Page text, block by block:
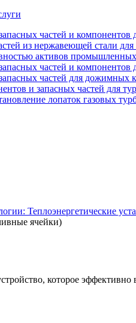
частей и
из нержавеющей стали для
активов
частей и компонентов
частей для
и запасных частей для
лопаток газовых
Теплоэнергетические
ячейки)
которое